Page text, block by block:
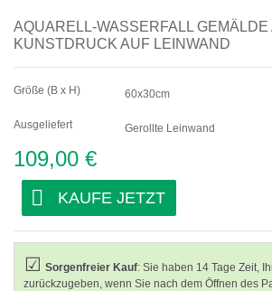
AQUARELL-WASSERFALL GEMÄLDE
KUNSTDRUCK AUF LEINWAND
Größe (B x H) 60x30cm
Ausgeliefert Gerollte Leinwand
109,00 €
KAUFE JETZT
Sorgenfreier Kauf: Sie haben 14 Tage Zeit,
zurückzugeben, wenn Sie nach dem Öffnen des